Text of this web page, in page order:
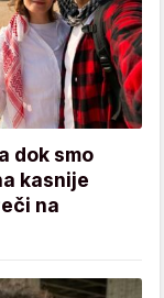
dok smo
kasnije
na